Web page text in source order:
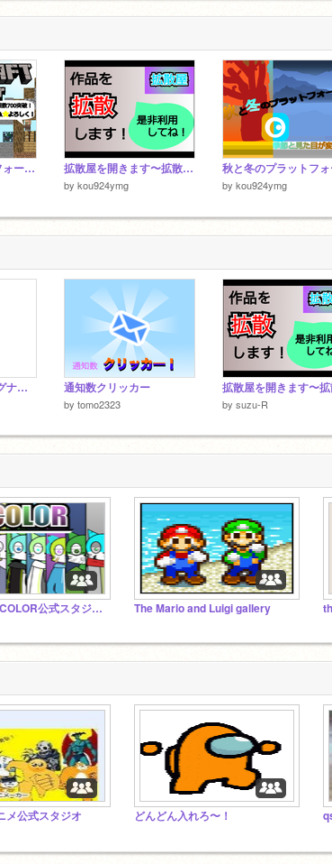
マイクラプラットフォーマーversion1.1 拡散屋を開きます〜拡散手伝い〜 remix
by kou924ymg by kou924ymg
ギーツ変身動画(マグナムブースト編) 通知数クリッカー
by tomo2323 by suzu-R
【アニメ】COLOR公式スタジオ!(＆レインボーフラッシュ) The Mario and Luigi gallery
メ公式スタジオ どんどん入れろ〜！